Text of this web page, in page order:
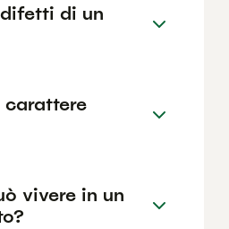
di un
carattere
vivere in un